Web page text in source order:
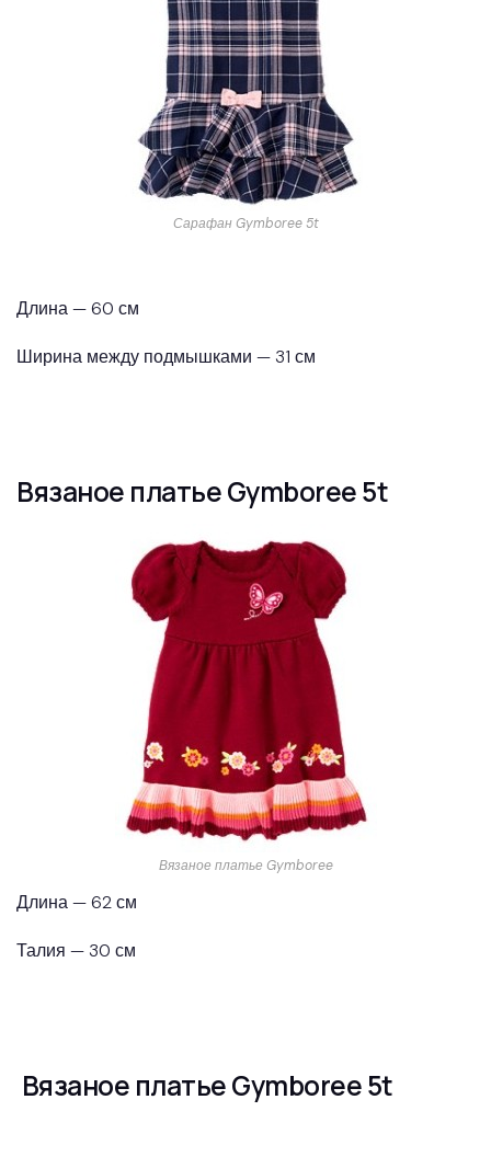
Сарафан Gymboree 5t
Длина — 60 см
Ширина между подмышками — 31 см
Вязаное платье Gymboree 5t
Вязаное платье Gymboree
Длина — 62 см
Талия — 30 см
Вязаное платье Gymboree 5t